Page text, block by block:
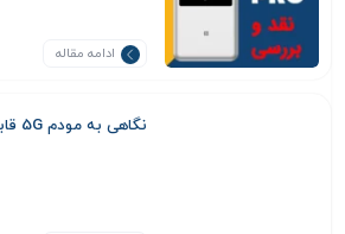
ادامه مقاله
نگاهی به مودم 5G قابل حمل برند ای ای مدل QTAD52E